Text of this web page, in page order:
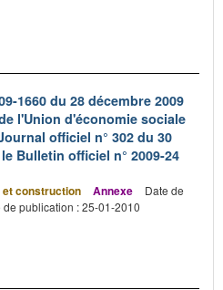
1660 du 28 décembre 2009
l'Union d'économie sociale
officiel n° 302 du 30
Bulletin officiel n° 2009-24
et construction Annexe
Date de
de publication : 25-01-2010